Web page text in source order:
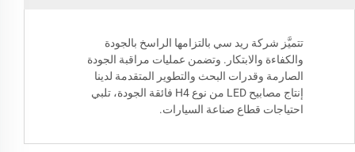
تتميَّز شركة ريد سي بالتزامها الراسخ بالجودة
والكفاءة والابتكار. وتضمن عمليات مراقبة الجودة
الصارمة وقدرات البحث والتطوير المتقدمة لدينا
إنتاج مصابيح LED من نوع H4 فائقة الجودة، تلبي
احتياجات قطاع صناعة السيارات.